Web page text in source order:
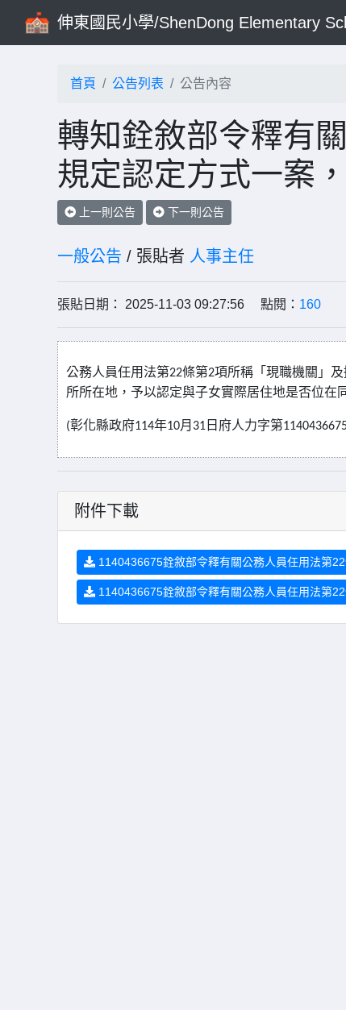
伸東國民小學/ShenDong Elementary
首頁 公告列表 公告內容
轉知銓敘部令釋有
規定認定方式一案
上一則公告 下一則公告
一般公告 / 張貼者 人事主任
張貼日期： 2025-11-03 09:27:56 點閱： 160
公務人員任用法第22條第2項所稱「現職機關」
所所在地，予以認定與子女實際居住地是否位在
(彰化縣政府114年10月 31 日府人力字第
附件下載
1140436675銓敘部令釋有關公務人員任用法第
1140436675銓敘部令釋有關公務人員任用法第